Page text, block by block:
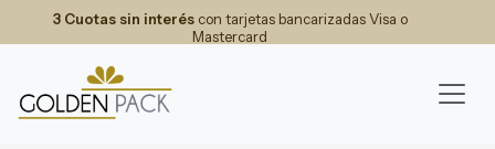
3 Cuotas sin interéscon tarjetas bancarizadas Visa o
Mastercard